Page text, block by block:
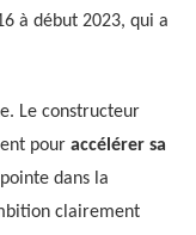
à début 2023, qui a
Le constructeur
pour accélérer sa
dans la
clairement